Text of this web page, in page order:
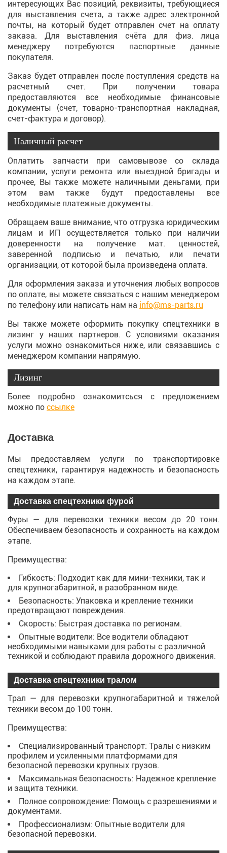
интересующих Вас позиций, реквизиты, требующиеся
для выставления счета, а также адрес электронной
почты, на который будет отправлен счет на оплату
заказа. Для выставления счёта для физ. лица
менеджеру потребуются паспортные данные
покупателя.
Заказ будет отправлен после поступления средств на
расчетный счет. При получении товара
предоставляются все необходимые финансовые
документы (счет, товарно-транспортная накладная,
счет-фактура и договор).
Наличный расчет
Оплатить запчасти при самовывозе со склада
компании, услуги ремонта или выездной бригады и
прочее, Вы также можете наличными деньгами, при
этом вам также будут предоставлены все
необходимые платежные документы.
Обращаем ваше внимание, что отгрузка юридическим
лицам и ИП осуществляется только при наличии
доверенности на получение мат. ценностей,
заверенной подписью и печатью, или печати
организации, от которой была произведена оплата.
Для оформления заказа и уточнения любых вопросов
по оплате, вы можете связаться с нашим менеджером
по телефону или написать нам на info@ms-parts.ru
Вы также можете оформить покупку спецтехники в
лизинг у наших партнеров. С условиями оказания
услуги можно ознакомиться ниже, или связавшись с
менеджером компании напрямую.
Лизинг
Более подробно ознакомитсься с предложением
можно по ссылке
Доставка
Мы предоставляем услуги по транспортировке
спецтехники, гарантируя надежность и безопасность
на каждом этапе.
Доставка спецтехники фурой
Фуры — для перевозки техники весом до 20 тонн.
Обеспечиваем безопасность и сохранность на каждом
этапе.
Преимущества:
Гибкость: Подходит как для мини-техники, так и
для крупногабаритной, в разобранном виде.
Безопасность: Упаковка и крепление техники
предотвращают повреждения.
Скорость: Быстрая доставка по регионам.
Опытные водители: Все водители обладают
необходимыми навыками для работы с различной
техникой и соблюдают правила дорожного движения.
Доставка спецтехники тралом
Трал — для перевозки крупногабаритной и тяжелой
техники весом до 100 тонн.
Преимущества:
Специализированный транспорт: Тралы с низким
профилем и усиленными платформами для
безопасной перевозки крупных грузов.
Максимальная безопасность: Надежное крепление
и защита техники.
Полное сопровождение: Помощь с разрешениями и
документами.
Профессионализм: Опытные водители для
безопасной перевозки.